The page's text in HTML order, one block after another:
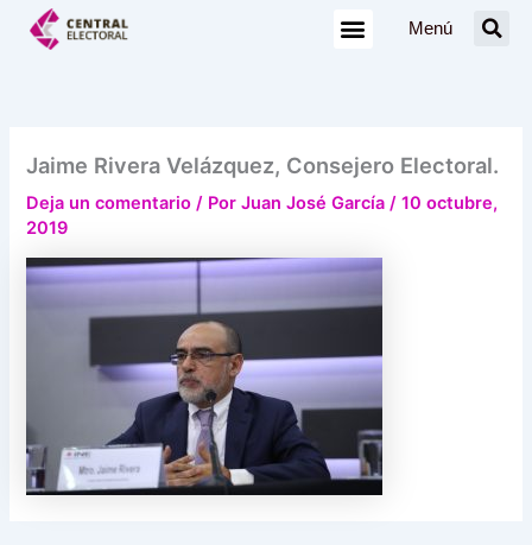
Menú
Jaime Rivera Velázquez, Consejero Electoral.
Deja un comentario / PorJuan José García/10 octubre,
2019